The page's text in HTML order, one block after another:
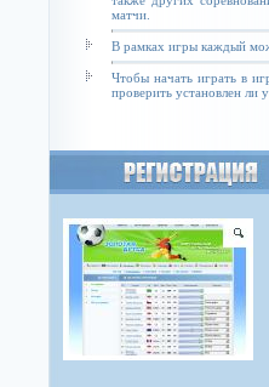
матчи.
В рамках игры каждый
Чтобы начать играть в
проверить установлен ли